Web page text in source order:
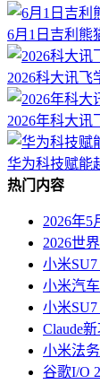
6月1日吉利熊
2026科大讯飞
2026年科大
华为科技赋能
热门内容
2026年
2026世
小米
小米汽
小米
Claude
小米法
谷歌I/O